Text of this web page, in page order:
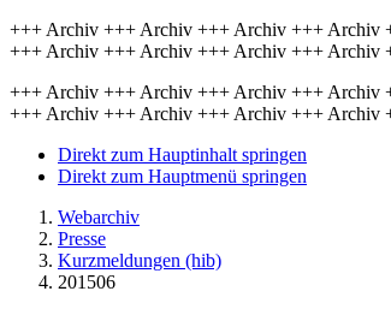
+++ Archiv +++ Archiv +++ Archiv +++
+++ Archiv +++ Archiv +++ Archiv +++
+++ Archiv +++ Archiv +++ Archiv +++
+++ Archiv +++ Archiv +++ Archiv +++
Direkt zum Hauptinhalt springen
Direkt zum Hauptmenü springen
Webarchiv
Presse
Kurzmeldungen (hib)
201506